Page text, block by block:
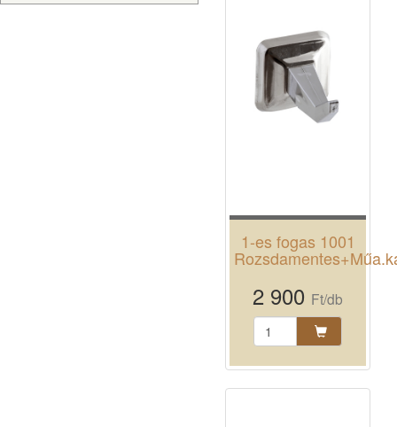
1-es fogas 1001
2 900 Ft/db